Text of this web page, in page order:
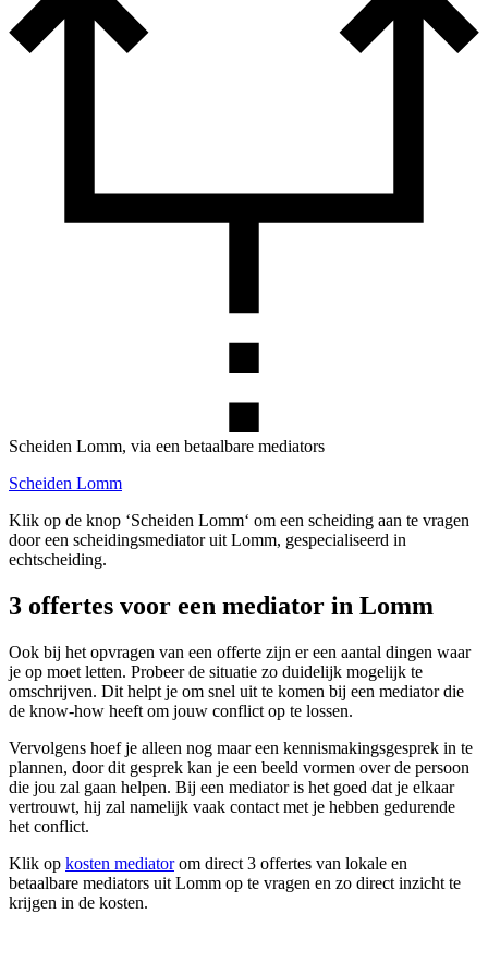
Scheiden Lomm, via een betaalbare mediators
Scheiden Lomm
Klik op de knop ‘Scheiden Lomm‘ om een scheiding aan te vragen
door een scheidingsmediator uit Lomm, gespecialiseerd in
echtscheiding.
3 offertes voor een mediator in Lomm
Ook bij het opvragen van een offerte zijn er een aantal dingen waar
je op moet letten. Probeer de situatie zo duidelijk mogelijk te
omschrijven. Dit helpt je om snel uit te komen bij een mediator die
de know-how heeft om jouw conflict op te lossen.
Vervolgens hoef je alleen nog maar een kennismakingsgesprek in te
plannen, door dit gesprek kan je een beeld vormen over de persoon
die jou zal gaan helpen. Bij een mediator is het goed dat je elkaar
vertrouwt, hij zal namelijk vaak contact met je hebben gedurende
het conflict.
Klik op kosten mediatorom direct 3 offertes van lokale en
betaalbare mediators uit Lomm op te vragen en zo direct inzicht te
krijgen in de kosten.